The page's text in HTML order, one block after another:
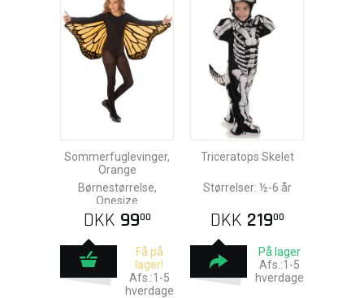
Sommerfuglevinger,
Orange
Børnestørrelse,
Onesize
DKK 9900
Få på
lager!
Afs.:1-5
hverdage
Triceratops Skelet
Størrelser: ½-6 år
DKK 21900
På lager
Afs.:1-5
hverdage